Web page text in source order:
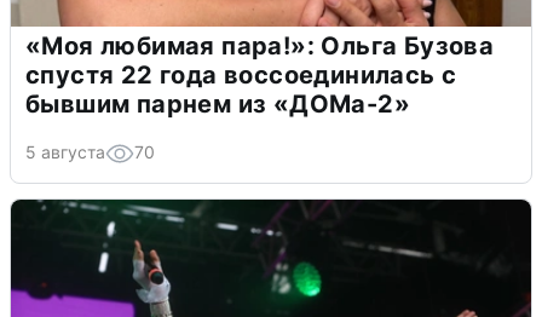
«Моя любимая пара!»: Ольга Бузова
спустя 22 года воссоединилась с
бывшим парнем из «ДОМа-2»
5 августа 70